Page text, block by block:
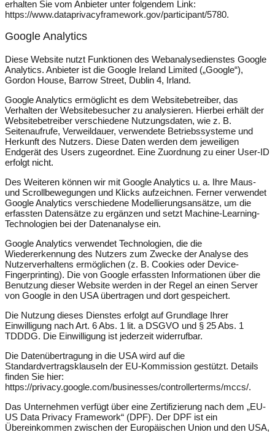
erhalten Sie vom Anbieter unter folgendem Link:
https://www.dataprivacyframework.gov/participant/5780.
Google Analytics
Diese Website nutzt Funktionen des Webanalysedienstes Google
Analytics. Anbieter ist die Google Ireland Limited („Google“),
Gordon House, Barrow Street, Dublin 4, Irland.
Google Analytics ermöglicht es dem Websitebetreiber, das
Verhalten der Websitebesucher zu analysieren. Hierbei erhält der
Websitebetreiber verschiedene Nutzungsdaten, wie z. B.
Seitenaufrufe, Verweildauer, verwendete Betriebssysteme und
Herkunft des Nutzers. Diese Daten werden dem jeweiligen
Endgerät des Users zugeordnet. Eine Zuordnung zu einer User-ID
erfolgt nicht.
Des Weiteren können wir mit Google Analytics u. a. Ihre Maus-
und Scrollbewegungen und Klicks aufzeichnen. Ferner verwendet
Google Analytics verschiedene Modellierungsansätze, um die
erfassten Datensätze zu ergänzen und setzt Machine-Learning-
Technologien bei der Datenanalyse ein.
Google Analytics verwendet Technologien, die die
Wiedererkennung des Nutzers zum Zwecke der Analyse des
Nutzerverhaltens ermöglichen (z. B. Cookies oder Device-
Fingerprinting). Die von Google erfassten Informationen über die
Benutzung dieser Website werden in der Regel an einen Server
von Google in den USA übertragen und dort gespeichert.
Die Nutzung dieses Dienstes erfolgt auf Grundlage Ihrer
Einwilligung nach Art. 6 Abs. 1 lit. a DSGVO und § 25 Abs. 1
TDDDG. Die Einwilligung ist jederzeit widerrufbar.
Die Datenübertragung in die USA wird auf die
Standardvertragsklauseln der EU-Kommission gestützt. Details
finden Sie hier:
https://privacy.google.com/businesses/controllerterms/mccs/.
Das Unternehmen verfügt über eine Zertifizierung nach dem „EU-
US Data Privacy Framework“ (DPF). Der DPF ist ein
Übereinkommen zwischen der Europäischen Union und den USA,